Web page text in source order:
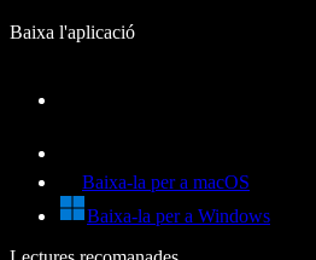
Baixa l'aplicació
Baixa-la per a macOS
Baixa-la per a Windows